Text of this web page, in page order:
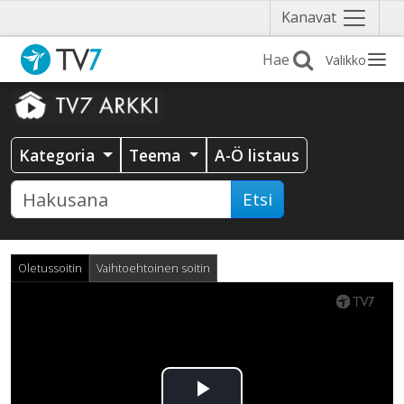
Kanavat Näytä
valikko
Valikko
Kategoria Teema A-Ö listaus
Etsi
Oletussoitin Vaihtoehtoinen soitin